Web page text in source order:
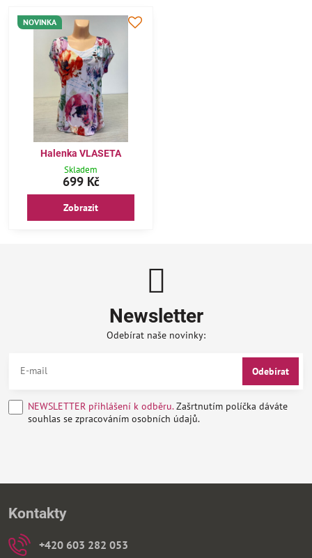
NOVINKA
Halenka VLASETA
Skladem
699 Kč
Zobrazit
Newsletter
Odebírat naše novinky:
Odebírat
NEWSLETTER přihlášení k odběru.Zašrtnutím políčka dáváte
souhlas se zpracováním osobních údajů.
Kontakty
+420 603 282 053